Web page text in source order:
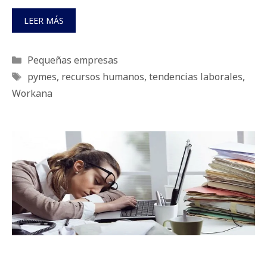
LEER MÁS
Categorías
Pequeñas empresas
Etiquetas
pymes, recursos humanos, tendencias laborales,
Workana